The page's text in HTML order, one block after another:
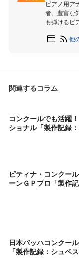
ピアノ用ア
者。豊富な
も弾けるピ
他
関連するコラム
コンクールでも活躍
ショナル「製作記録
ピティナ・コンクー
ーンＧＰプロ「製作
日本バッハコンクー
「製作記録：シュベ